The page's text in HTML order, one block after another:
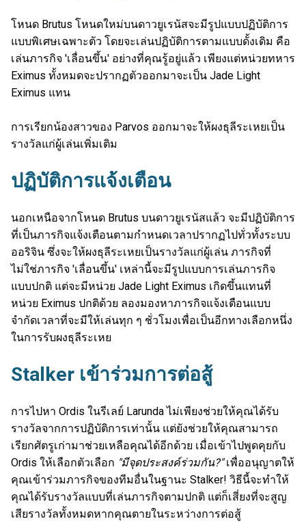
โหนด Brutus โหนดใหม่บนดาวยูเรนัสจะมีรูปแบบปฏิบัติการ
แบบพิเศษเฉพาะตัว โดยจะเล่นปฏิบัติการตามแบบดั้งเดิม คือ
เล่นภารกิจ 'เลื่อนขึ้น' อย่างที่คุณรู้อยู่แล้ว เพียงแต่หน่วยทหาร
Eximus ทั้งหมดจะปรากฏตัวออกมาจะเป็น Jade Light
Eximus แทน
การเรียกน้องสาวของ Parvos ออกมาจะให้ผงธุลีระเหยเป็น
รางวัลแก่ผู้เล่นเพิ่มเติม
ปฏิบัติการแจ้งเตือน
นอกเหนือจากโหนด Brutus บนดาวยูเรนัสแล้ว จะมีปฏิบัติการ
ที่เป็นภารกิจแจ้งเตือนตามกำหนดเวลาปรากฏไปทั่วทั้งระบบ
ออริจิน ซึ่งจะให้ผงธุลีระเหยเป็นรางวัลแก่ผู้เล่น ภารกิจที่
ไม่ใช่ภารกิจ 'เลื่อนขึ้น' เหล่านี้จะมีรูปแบบการเล่นภารกิจ
แบบปกติ แต่จะมีหน่วย Jade Light Eximus เกิดขึ้นแทนที่
หน่วย Eximus ปกติด้วย ลองมองหาภารกิจแจ้งเตือนแบบ
จำกัดเวลาที่จะมีให้เล่นทุก ๆ ชั่วโมงเพื่อเป็นอีกทางเลือกหนึ่ง
ในการรับผงธุลีระเหย
Stalker เข้าร่วมการต่อสู้
การไปหา Ordis ในรีเลย์ Larunda ไม่เพียงช่วยให้คุณได้รับ
รางวัลจากการปฏิบัติการเท่านั้น แต่ยังช่วยให้คุณสามารถ
เรียกศัตรูเก่ามาช่วยเหลือคุณได้อีกด้วย เมื่อเข้าไปพูดคุยกับ
Ordis ให้เลือกตัวเลือก "มีจุดประสงค์ร่วมกัน?"เพื่ออนุญาตให้
คุณเข้าร่วมภารกิจของทีมอื่นในฐานะ Stalker! วิธีนี้จะทำให้
คุณได้รับรางวัลแบบที่เล่นภารกิจตามปกติ แต่ก็เสี่ยงที่จะสูญ
เสียรางวัลทั้งหมดหากคุณตายในระหว่างการต่อสู้